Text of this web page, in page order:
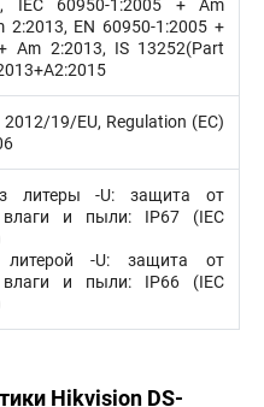
IEC 60950-1:2005 + Am
2:2013, EN 60950-1:2005 +
Am 2:2013, IS 13252(Part
19/EU, Regulation (EC)
литеры -U: защита от
влаги и пыли: IP67 (IEC
-U: защита от
влаги и пыли: IP66 (IEC
Hikvision DS-